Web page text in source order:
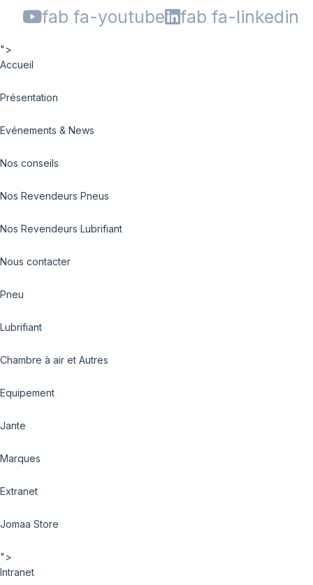
fab fa-youtube
fab fa-linkedin
">
Accueil
Présentation
Evénements & News
Nos conseils
Nos Revendeurs Pneus
Nos Revendeurs Lubrifiant
Nous contacter
Pneu
Lubrifiant
Chambre à air et Autres
Equipement
Jante
Marques
Extranet
Jomaa Store
">
Intranet